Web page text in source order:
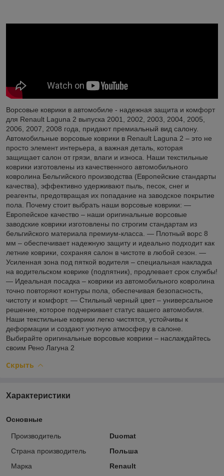
Ворсовые коврики в автомобиле - надежная защита и комфорт
для Renault Laguna 2 выпуска 2001, 2002, 2003, 2004, 2005,
2006, 2007, 2008 года, придают премиальный вид салону.
Автомобильные ворсовые коврики в Renault Laguna 2 – это не
просто элемент интерьера, а важная деталь, которая
защищает салон от грязи, влаги и износа. Наши текстильные
коврики изготовлены из качественного автомобильного
ковролина Бельгийского производства (Европейские стандарты
качества), эффективно удерживают пыль, песок, снег и
реагенты, предотвращая их попадание на заводское покрытие
пола. Почему стоит выбрать наши ворсовые коврики: —
Европейское качество – наши оригинальные ворсовые
заводские коврики изготовлены по строгим стандартам из
бельгийского материала премиум-класса. — Плотный ворс 8
мм – обеспечивает надежную защиту и идеально подходит как
летние коврики, сохраняя салон в чистоте в любой сезон. —
Усиленная зона под пяткой водителя – специальная накладка
на водительском коврике (подпятник), продлевает срок службы!
— Идеальная посадка – коврики из автомобильного ковролина
точно повторяют контуры пола, обеспечивая безопасность,
чистоту и комфорт. — Стильный черный цвет – универсальное
решение, которое подчеркивает статус вашего автомобиля.
Наши текстильные коврики легко чистятся, устойчивы к
деформации и создают уютную атмосферу в салоне.
Выбирайте оригинальные ворсовые коврики – наслаждайтесь
своим Рено Лагуна 2
Скрыть
Характеристики
Основные
Производитель
Duomat
Страна производитель
Польша
Марка
Renault